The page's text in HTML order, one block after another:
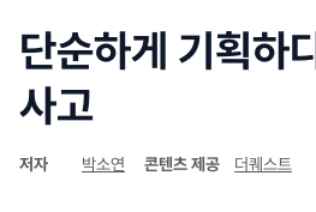
단순하게 기획하
사고
저자 박소연 콘텐츠 제공 더퀘스트